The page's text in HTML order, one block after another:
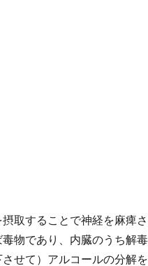
取することで神経を麻痺
物であり、内臓のうち解
せて）アルコールの分解を